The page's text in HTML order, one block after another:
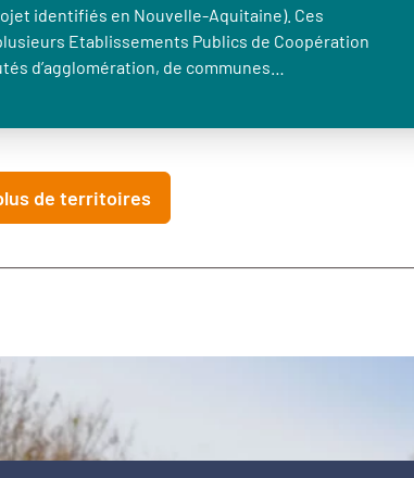
identifiés en Nouvelle-Aquitaine). Ces
Etablissements Publics de Coopération
d’agglomération, de communes…
de territoires